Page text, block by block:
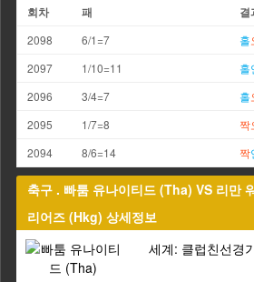
회차 패 결
2098 6/1=7 홀
2097
1/10=11 홀
2096
3/4=7 홀
2095
1/7=8 짝
2094
8/6=14 짝
축구 . 빠툼 유나이티드 (Tha) VS 리만
리어즈 (Hkg) 상세정보
세계: 클럽친선경